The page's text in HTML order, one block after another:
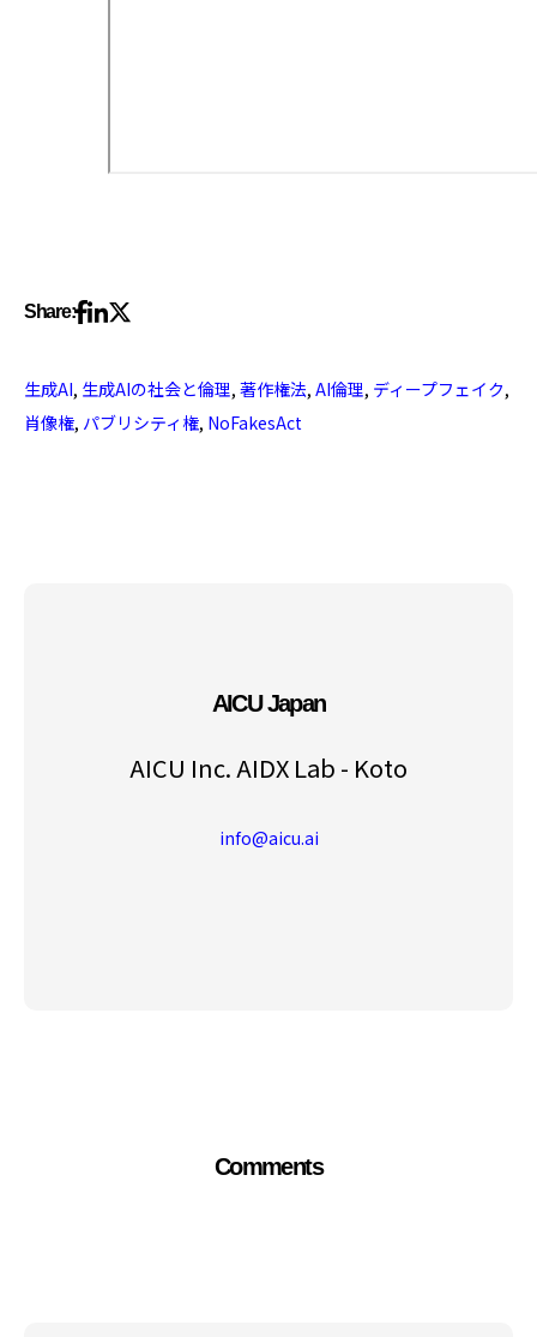
Share:
生成AI, 生成AIの社会と倫理, 著作権法, AI倫理, ディープフェイク,
肖像権, パブリシティ権, NoFakesAct
AICU Japan
AICU Inc. AIDX Lab - Koto
info@aicu.ai
Comments